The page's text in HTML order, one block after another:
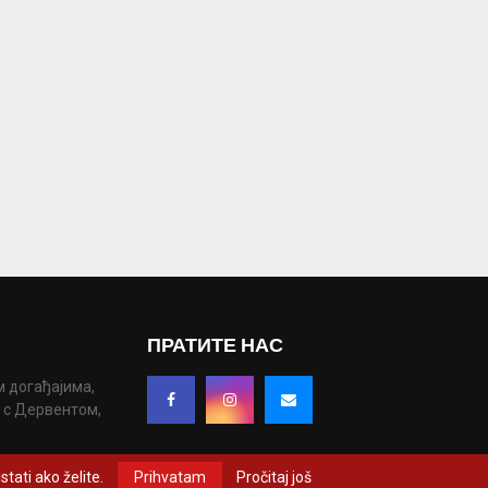
догађајима,
с Дервентом,
ПРАТИТЕ НАС
ako želite. Prihvatam Pročitaj još